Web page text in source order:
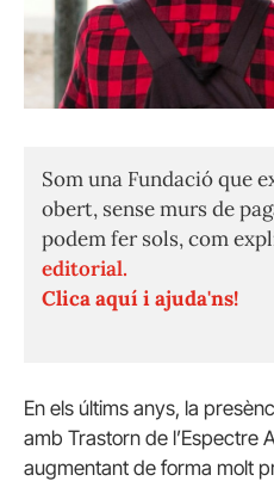
Som una Fundació que
obert, sense murs de
podem fer sols, com
editorial.
Clica aquí i ajuda'ns!
En els últims anys, la
amb Trastorn de l’Espectre
augmentant de forma molt